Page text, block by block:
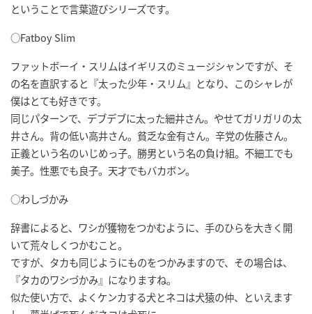
ということで言葉遊びシリーズです。
○Fatboy Slim
ファットボーイ・スリムはイギリスのミュージシャンですが、そ
の名を直訳すると『太った少年・スリム』となり、このシャレが
僕はとても好きです。
同じパターンで、デブデブに太った細井さん。やせてガリガリの太
井さん。背の低い高井さん。貧乏な金有さん。辛党の佐藤さん。
正義という名のいじめっ子。勝男という名の負け組。不細工でも
美子。性悪でも良子。天才でもバカボン。
○わしづかみ
辞書によると、ワシが獲物をつかむように、手のひらを大きく開
いて荒々しくつかむこと。
ですが、タカも同じようにものをつかみますので、その場合は、
『タカのワシづかみ』になりますね。
似た使い方で、よくケンカする犬とネコは犬猿の仲、といえます